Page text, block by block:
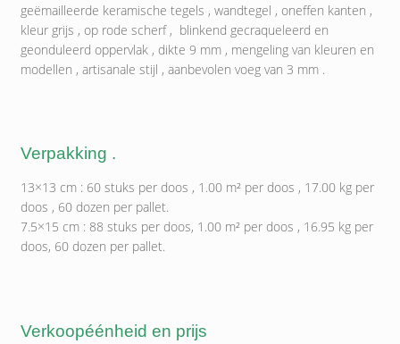
geëmailleerde keramische tegels , wandtegel , oneffen kanten ,
kleur grijs , op rode scherf , blinkend gecraqueleerd en
geonduleerd oppervlak , dikte 9 mm , mengeling van kleuren en
modellen , artisanale stijl , aanbevolen voeg van 3 mm .
Verpakking .
13×13 cm : 60 stuks per doos , 1.00 m² per doos , 17.00 kg per
doos , 60 dozen per pallet.
7.5×15 cm : 88 stuks per doos, 1.00 m² per doos , 16.95 kg per
doos, 60 dozen per pallet.
Verkoopéénheid en prijs